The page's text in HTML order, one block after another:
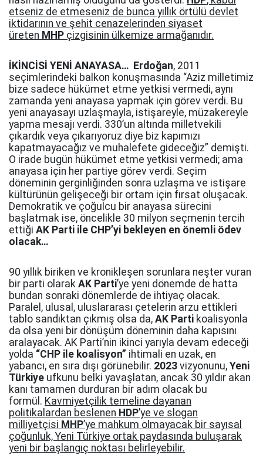
etseniz de etmeseniz de bunca yıllık örtülü devlet
iktidarının ve şehit cenazelerinden siyaset
üreten MHP çizgisinin ülkemize armağanıdır.
İKİNCİSİ YENİ ANAYASA… Erdoğan, 2011
seçimlerindeki balkon konuşmasında “Aziz milletimiz
bize sadece hükümet etme yetkisi vermedi, aynı
zamanda yeni anayasa yapmak için görev verdi. Bu
yeni anayasayı uzlaşmayla, istişareyle, müzakereyle
yapma mesajı verdi. 330’un altında milletvekili
çıkardık veya çıkarıyoruz diye biz kapımızı
kapatmayacağız ve muhalefete gideceğiz” demişti.
O irade bugün hükümet etme yetkisi vermedi; ama
anayasa için her partiye görev verdi. Seçim
döneminin gerginliğinden sonra uzlaşma ve istişare
kültürünün gelişeceği bir ortam için fırsat oluşacak.
Demokratik ve çoğulcu bir anayasa sürecini
başlatmak ise, öncelikle 30 milyon seçmenin tercih
ettiği AK Parti ile CHP’yi bekleyen en önemli ödev
olacak…
90 yıllık biriken ve kronikleşen sorunlara neşter vuran
bir parti olarak AK Parti’ye yeni dönemde de hatta
bundan sonraki dönemlerde de ihtiyaç olacak.
Paralel, ulusal, uluslararası çetelerin arzu ettikleri
tablo sandıktan çıkmış olsa da, AK Parti koalisyonla
da olsa yeni bir dönüşüm döneminin daha kapısını
aralayacak. AK Parti’nin ikinci yarıyla devam edeceği
yolda “CHP ile koalisyon” ihtimali en uzak, en
yabancı, en sıra dışı görünebilir. 2023 vizyonunu, Yeni
Türkiye ufkunu belki yavaşlatan, ancak 30 yıldır akan
kanı tamamen durduran bir adım olacak bu
formül. Kavmiyetçilik temeline dayanan
politikalardan beslenen HDP’ye ve slogan
milliyetçisi MHP’ye mahkum olmayacak bir sayısal
çoğunluk, Yeni Türkiye ortak paydasında buluşarak
yeni bir başlangıç noktası belirleyebilir.